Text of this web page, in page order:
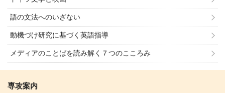
語の文法へのいざない
動機づけ研究に基づく英語指導
メディアのことばを読み解く７つのこころみ
専攻案内